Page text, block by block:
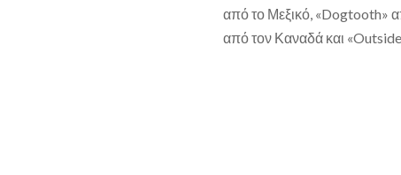
από το Μεξικό, «Dogtooth»
από τον Καναδά και